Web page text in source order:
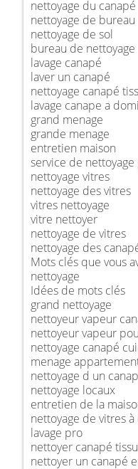
nettoyage du canapé
nettoyage de bureau
nettoyage de sol
bureau de nettoyage
lavage canapé
laver un canapé
nettoyage canapé
lavage canape a
grand menage
grande menage
entretien maison
service de
nettoyage vitres
nettoyage des vitres
vitres nettoyage
vitre nettoyer
nettoyage de vitres
nettoyage des
Mots clés que vous
nettoyage
Idées de mots clés
grand nettoyage
nettoyeur vapeur
nettoyeur vapeur
nettoyage canapé
menage
nettoyage d un
nettoyage locaux
entretien de la
nettoyage de vitres
lavage pro
nettoyer canapé tissu
nettoyer un canapé